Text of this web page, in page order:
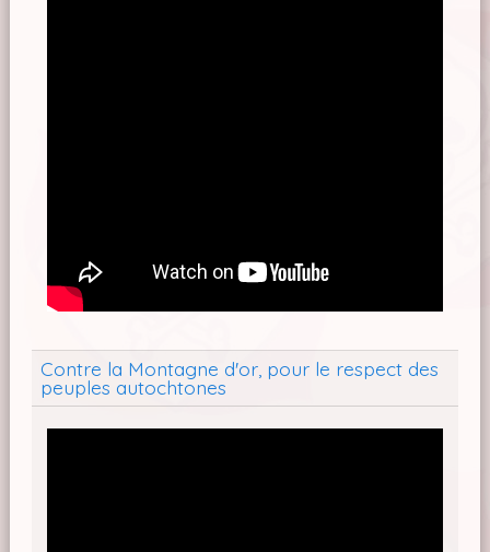
Contre la Montagne d'or, pour le respect des
peuples autochtones